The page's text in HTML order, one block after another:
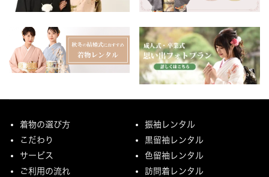
着物の選び方
こだわり
サービス
ご利用の流れ
振袖レンタル
黒留袖レンタル
色留袖レンタル
訪問着レンタル